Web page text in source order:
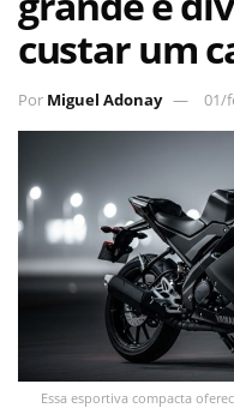
custar um
Por Miguel Adonay 01/
Essa esportiva compacta